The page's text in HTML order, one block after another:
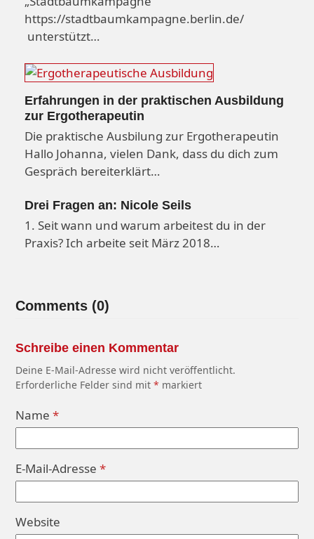
https://stadtbaumkampagne.berlin.de/
unterstützt…
Erfahrungen in der praktischen Ausbildung
zur Ergotherapeutin
Die praktische Ausbilung zur Ergotherapeutin
Hallo Johanna, vielen Dank, dass du dich zum
Gespräch bereiterklärt…
Drei Fragen an: Nicole Seils
1. Seit wann und warum arbeitest du in der
Praxis? Ich arbeite seit März 2018…
Comments (0)
Schreibe einen Kommentar
Deine E-Mail-Adresse wird nicht veröffentlicht.
Erforderliche Felder sind mit* markiert
Name*
E-Mail-Adresse*
Website